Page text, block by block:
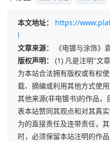
本文地址：
https://
l
文章来源：
《电镀与涂饰》
版权声明：
(1) 凡是注明"文
为本站合法拥有版权或有权
载、摘编或利用其他方式使
其他来源(非电镀书)的作品
表本站赞同其观点和对其真
为的直接责任及连带责任，
时，必须保留本站注明的作